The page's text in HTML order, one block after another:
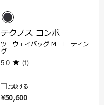
¥50,600
テクノス コンボ
ツーウェイバッグ M コーティン
グ
5.0 (1)
比較する